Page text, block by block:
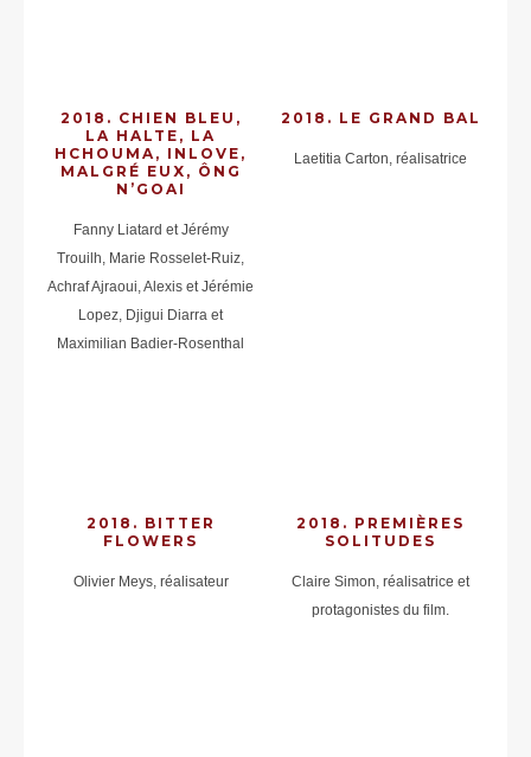
2018. CHIEN BLEU,
LA HALTE, LA
HCHOUMA, INLOVE,
MALGRÉ EUX, ÔNG
N’GOAI
Fanny Liatard et Jérémy
Trouilh, Marie Rosselet-Ruiz,
Achraf Ajraoui, Alexis et Jérémie
Lopez, Djigui Diarra et
Maximilian Badier-Rosenthal
2018. LE GRAND BAL
Laetitia Carton, réalisatrice
2018. BITTER
FLOWERS
Olivier Meys, réalisateur
2018. PREMIÈRES
SOLITUDES
Claire Simon, réalisatrice et
protagonistes du film.